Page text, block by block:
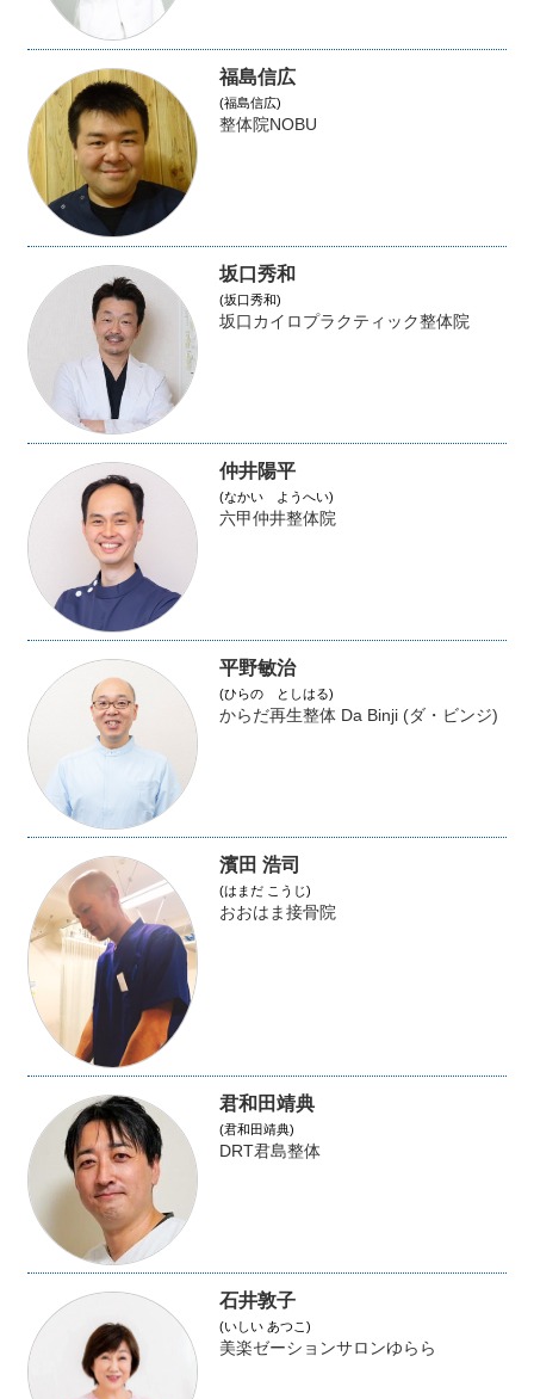
福島信広
(福島信広)
整体院NOBU
坂口秀和
(坂口秀和)
坂口カイロプラクティック整体院
仲井陽平
(なかい ようへい)
六甲仲井整体院
平野敏治
(ひらの としはる)
からだ再生整体 Da Binji (ダ・ビンジ)
濱田 浩司
(はまだ こうじ)
おおはま接骨院
君和田靖典
(君和田靖典)
DRT君島整体
石井敦子
(いしい あつこ)
美楽ゼーションサロンゆらら